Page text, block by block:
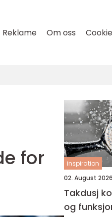
Reklame Om oss
for
inspiration
02. August 2026
Takdusj komfort, design
og